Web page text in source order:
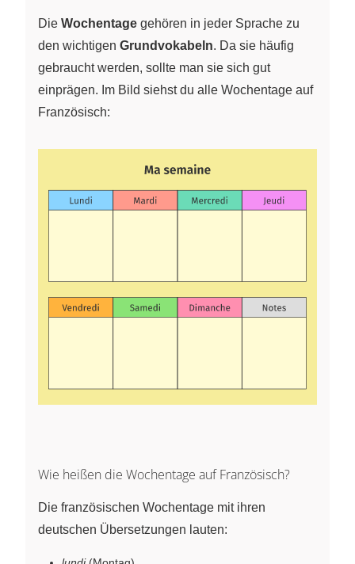
Die Wochentage gehören in jeder Sprache zu
den wichtigen Grundvokabeln. Da sie häufig
gebraucht werden, sollte man sie sich gut
einprägen. Im Bild siehst du alle Wochentage auf
Französisch:
Wie heißen die Wochentage auf Französisch?
Die französischen Wochentage mit ihren
deutschen Übersetzungen lauten: